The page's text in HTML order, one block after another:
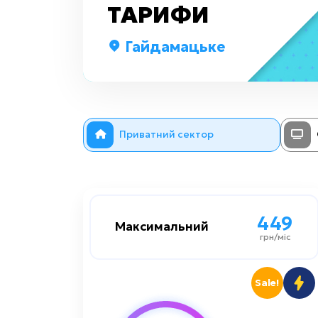
ТАРИФИ
Гайдамацьке
Приватний сектор
Максимальний 449
грн/міс
Sale!
Максимальний
449
Швидкість до
Преміум